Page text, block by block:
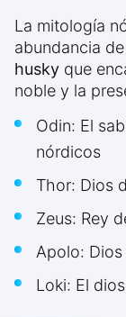
La mitología
abundancia de
husky que
noble y la
Odin: El
nórdicos
Thor: Dios
Zeus: Rey
Apolo:
Loki: El